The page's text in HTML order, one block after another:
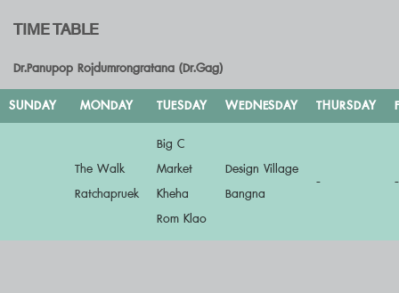
TIME TABLE
Dr.Panupop Rojdumrongratana (Dr.Gag)
SUNDAY MONDAY TUESDAY WEDNESDAY THURSDAY
The Walk
Ratchapruek
Big C
Market
Kheha
Rom Klao
Design Village
Bangna
- -